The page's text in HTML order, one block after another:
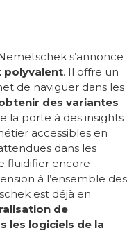
s’annonce
polyvalent. Il offre un
de naviguer dans les
des variantes
la porte à des insights
accessibles en
dans les
fluidifier encore
à l’ensemble des
est déjà en
de
les logiciels de la